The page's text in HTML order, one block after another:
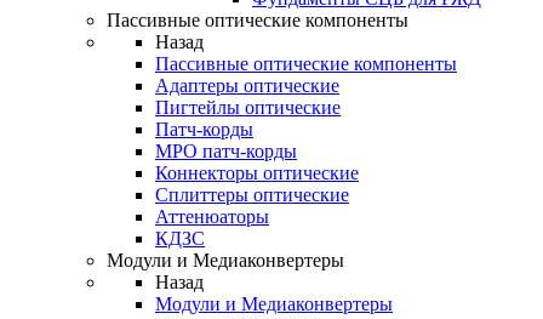
Пассивные оптические компоненты
Назад
Пассивные оптические компоненты
Адаптеры оптические
Пигтейлы оптические
Патч-корды
MPO патч-корды
Коннекторы оптические
Сплиттеры оптические
Аттенюаторы
КДЗС
Модули и Медиаконвертеры
Назад
Модули и Медиаконвертеры